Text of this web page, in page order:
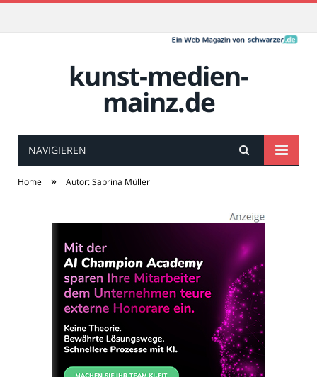
kunst-medien-
mainz.de
NAVIGIEREN
Home » Autor: Sabrina Müller